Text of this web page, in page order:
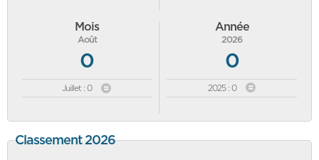
Mois
Août
0
Juillet : 0
Année
2026
0
2025 : 0
Classement 2026